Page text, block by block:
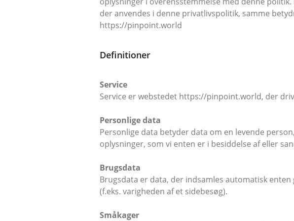
der anvendes i denne privatlivspolitik, samme
https://pinpoint.world
Definitioner
Service
Service er webstedet https://pinpoint.world, der
Personlige data
Personlige data betyder data om en levende
oplysninger, som vi enten er i besiddelse af eller
Brugsdata
Brugsdata er data, der indsamles automatisk
(f.eks. varigheden af et sidebesøg).
Småkager